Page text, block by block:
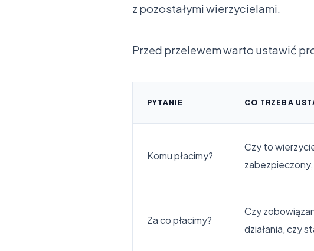
z pozostałymi wierzycielami.
Przed przelewem warto ustawić
PYTANIE CO TRZEBA
Komu płacimy?
Czy to
Za co płacimy?
Czy
działania, czy